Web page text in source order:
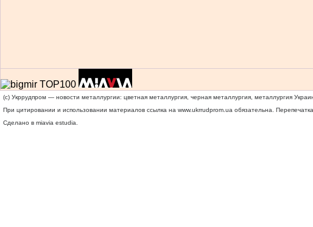
(c) Укррудпром — новости металлургии: цветная металлургия, черная металлургия, металлургия
При цитировании и использовании материалов ссылка на www.ukrrudprom.ua обязательна.
Сделано в miavia estudia.